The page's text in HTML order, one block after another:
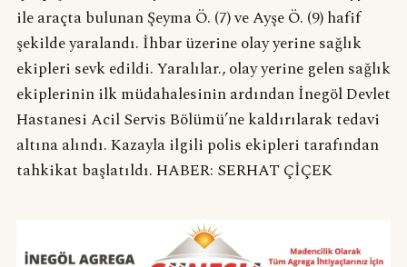
ile araçta bulunan Şeyma Ö. (7) ve Ayşe Ö. (9) hafif
şekilde yaralandı. İhbar üzerine olay yerine sağlık
ekipleri sevk edildi. Yaralılar., olay yerine gelen sağlık
ekiplerinin ilk müdahalesinin ardından İnegöl Devlet
Hastanesi Acil Servis Bölümü’ne kaldırılarak tedavi
altına alındı. Kazayla ilgili polis ekipleri tarafından
tahkikat başlatıldı. HABER: SERHAT ÇİÇEK